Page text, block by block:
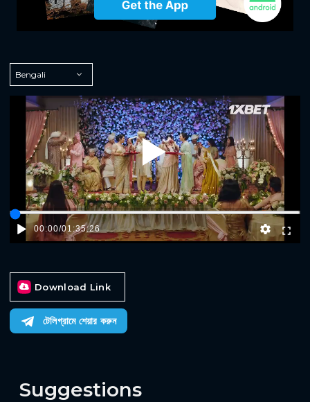
Play
00:00/01:35:26
Download Link
টেলিগ্রামে শেয়ার করুন
Suggestions